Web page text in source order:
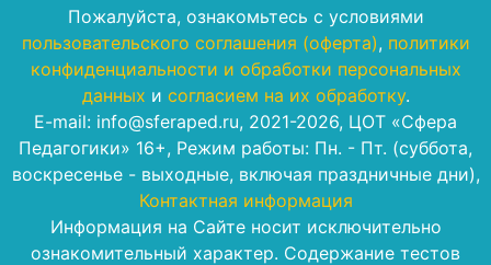
Пожалуйста, ознакомьтесь с условиями
пользовательского соглашения (оферта), политики
конфиденциальности и обработки персональных
данных и согласием на их обработку.
E-mail: info@sferaped.ru, 2021-2026, ЦОТ «Сфера
Педагогики» 16+, Режим работы: Пн. - Пт. (суббота,
воскресенье - выходные, включая праздничные дни),
Контактная информация
Информация на Сайте носит исключительно
ознакомительный характер. Содержание тестов